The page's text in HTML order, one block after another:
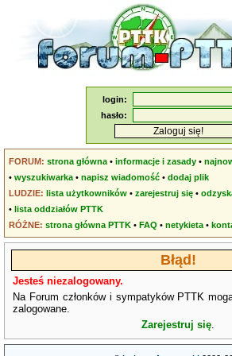
login:
hasło:
FORUM: strona główna •informacje i zasady •
•wyszukiwarka •napisz wiadomość •dodaj plik
LUDZIE: lista użytkowników •zarejestruj się •
•lista oddziałów PTTK
RÓŻNE: strona główna PTTK •FAQ •netykieta •
Błąd!
Jesteś niezalogowany.
Na Forum członków i sympatyków PTTK
zalogowane.
Zarejestruj się.